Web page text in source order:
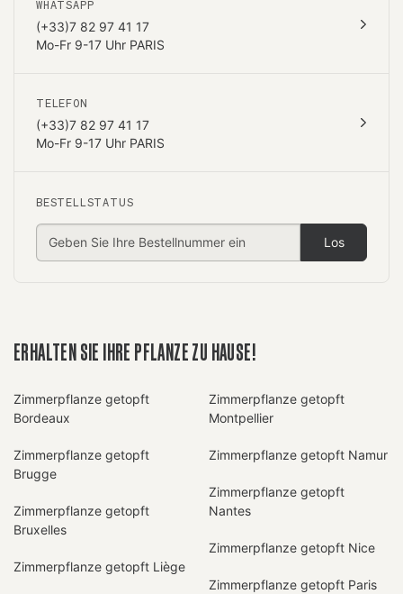
WHATSAPP
(+33)7 82 97 41 17
Mo-Fr 9-17 Uhr PARIS
TELEFON
(+33)7 82 97 41 17
Mo-Fr 9-17 Uhr PARIS
BESTELLSTATUS
Los
ERHALTEN SIE IHRE PFLANZE ZU HAUSE!
Zimmerpflanze getopft
Bordeaux
Zimmerpflanze getopft
Brugge
Zimmerpflanze getopft
Bruxelles
Zimmerpflanze getopft Liège
Zimmerpflanze getopft
Montpellier
Zimmerpflanze getopft Namur
Zimmerpflanze getopft
Nantes
Zimmerpflanze getopft Nice
Zimmerpflanze getopft Paris